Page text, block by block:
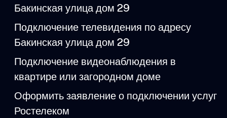
Бакинская улица дом 29
Подключение телевидения по адресу
Бакинская улица дом 29
Подключение видеонаблюдения в
квартире или загородном доме
Оформить заявление о подключении услуг
Ростелеком